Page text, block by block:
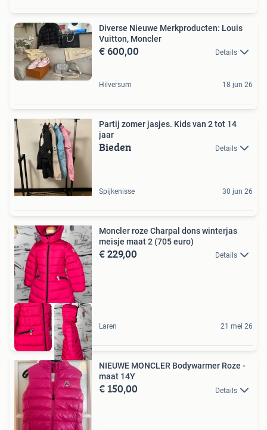
Diverse Nieuwe Merkproducten: Louis
Vuitton, Moncler
€ 600,00 Details
Hilversum 18 jun 26
Partij zomer jasjes. Kids van 2 tot 14
jaar
Bieden Details
Spijkenisse 30 jun 26
Moncler roze Charpal dons winterjas
meisje maat 2 (705 euro)
€ 229,00 Details
Laren 21 mei 26
NIEUWE MONCLER Bodywarmer Roze -
maat 14Y
€ 150,00 Details